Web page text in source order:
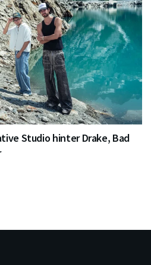
Studio hinter Drake, Bad